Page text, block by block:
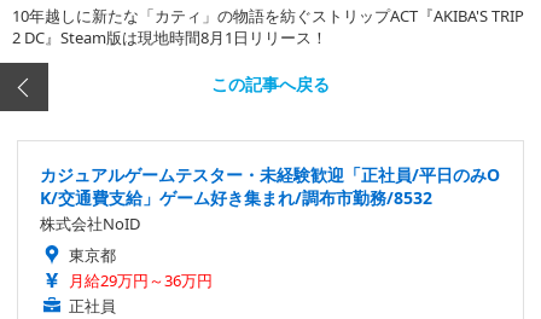
10年越しに新たな「カティ」の物語を紡ぐストリップACT『AKIBA'S TRIP
2 DC』Steam版は現地時間8月1日リリース！
この記事へ戻る
カジュアルゲームテスター・未経験歓迎「正社員/平日のみO
K/交通費支給」ゲーム好き集まれ/調布市勤務/8532
株式会社NoID
東京都
月給29万円～36万円
正社員